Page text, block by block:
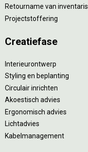
Retourname van inventaris
Projectstoffering
Creatiefase
Interieurontwerp
Styling en beplanting
Circulair inrichten
Akoestisch advies
Ergonomisch advies
Lichtadvies
Kabelmanagement